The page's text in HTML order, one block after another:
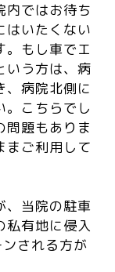
内ではお待ち
はいたくない
。もし車でエ
いう方は、病
、病院北側に
。こちらでし
問題もありま
まご利用して
、当院の駐車
私有地に侵入
ンされる方が